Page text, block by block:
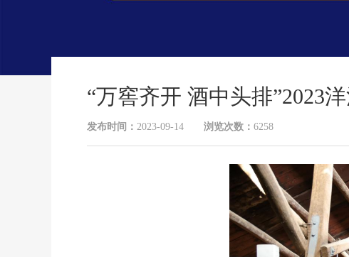
“万窖齐开 酒中头排”2023
发布时间： 2023-09-14 浏览次数： 6258